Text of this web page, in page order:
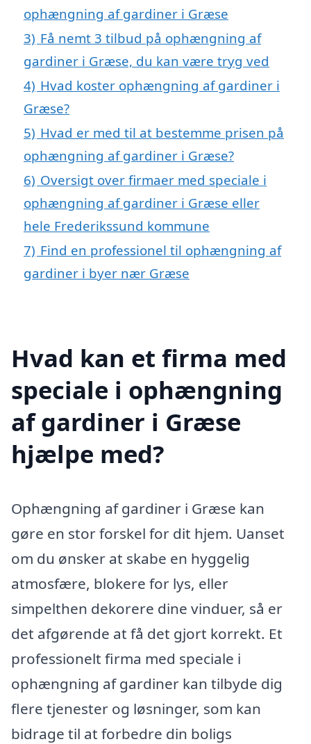
ophængning af gardiner i Græse
3) Få nemt 3 tilbud på ophængning af
gardiner i Græse, du kan være tryg ved
4) Hvad koster ophængning af gardiner i
Græse?
5) Hvad er med til at bestemme prisen på
ophængning af gardiner i Græse?
6) Oversigt over firmaer med speciale i
ophængning af gardiner i Græse eller
hele Frederikssund kommune
7) Find en professionel til ophængning af
gardiner i byer nær Græse
Hvad kan et firma med
speciale i ophængning
af gardiner i Græse
hjælpe med?
Ophængning af gardiner i Græse kan
gøre en stor forskel for dit hjem. Uanset
om du ønsker at skabe en hyggelig
atmosfære, blokere for lys, eller
simpelthen dekorere dine vinduer, så er
det afgørende at få det gjort korrekt. Et
professionelt firma med speciale i
ophængning af gardiner kan tilbyde dig
flere tjenester og løsninger, som kan
bidrage til at forbedre din boligs